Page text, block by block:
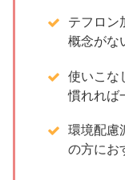
テフロン
概念がな
使いこな
慣れれば
環境配慮
の方にお